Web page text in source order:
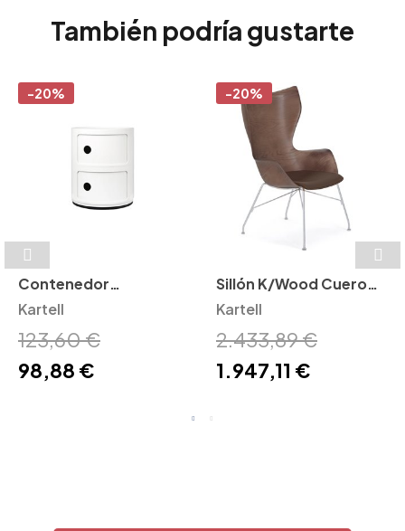
También podría gustarte
-20%
Contenedor
Componibili 2 cajones
Kartell
Kartell
123,60 €
98,88 €
-20%
Sillón K/Wood Cuero
Kartell
Kartell
2.433,89 €
1.947,11 €